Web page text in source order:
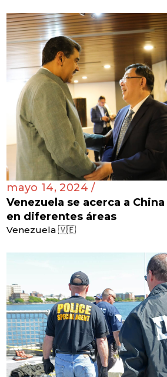
mayo 14, 2024 /
Venezuela se acerca a
en diferentes áreas
Venezuela 🇻🇪